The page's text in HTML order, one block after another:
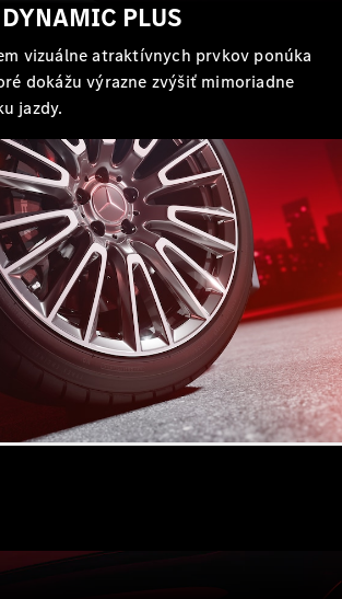
PLUS
vizuálne atraktívnych prvkov ponúka
dokážu výrazne zvýšiť mimoriadne
jazdy.